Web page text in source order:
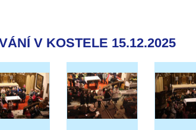
V KOSTELE 15.12.2025